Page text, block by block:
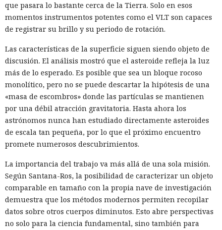
que pasara lo bastante cerca de la Tierra. Solo en esos
momentos instrumentos potentes como el VLT son capaces
de registrar su brillo y su periodo de rotación.
Las características de la superficie siguen siendo objeto de
discusión. El análisis mostró que el asteroide refleja la luz
más de lo esperado. Es posible que sea un bloque rocoso
monolítico, pero no se puede descartar la hipótesis de una
«masa de escombros» donde las partículas se mantienen
por una débil atracción gravitatoria. Hasta ahora los
astrónomos nunca han estudiado directamente asteroides
de escala tan pequeña, por lo que el próximo encuentro
promete numerosos descubrimientos.
La importancia del trabajo va más allá de una sola misión.
Según Santana-Ros, la posibilidad de caracterizar un objeto
comparable en tamaño con la propia nave de investigación
demuestra que los métodos modernos permiten recopilar
datos sobre otros cuerpos diminutos. Esto abre perspectivas
no solo para la ciencia fundamental, sino también para